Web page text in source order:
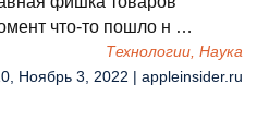
что-то пошло н …
Технологии, Наука
Ноябрь 3, 2022 | appleinsider.ru